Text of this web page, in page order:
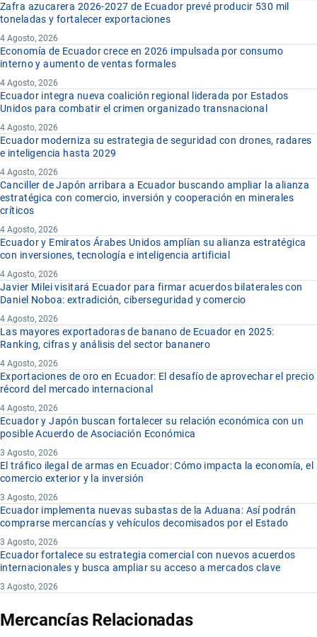
Zafra azucarera 2026-2027 de Ecuador prevé producir 530 mil
toneladas y fortalecer exportaciones
4 Agosto, 2026
Economía de Ecuador crece en 2026 impulsada por consumo
interno y aumento de ventas formales
4 Agosto, 2026
Ecuador integra nueva coalición regional liderada por Estados
Unidos para combatir el crimen organizado transnacional
4 Agosto, 2026
Ecuador moderniza su estrategia de seguridad con drones, radares
e inteligencia hasta 2029
4 Agosto, 2026
Canciller de Japón arribara a Ecuador buscando ampliar la alianza
estratégica con comercio, inversión y cooperación en minerales
críticos
4 Agosto, 2026
Ecuador y Emiratos Árabes Unidos amplían su alianza estratégica
con inversiones, tecnología e inteligencia artificial
4 Agosto, 2026
Javier Milei visitará Ecuador para firmar acuerdos bilaterales con
Daniel Noboa: extradición, ciberseguridad y comercio
4 Agosto, 2026
Las mayores exportadoras de banano de Ecuador en 2025:
Ranking, cifras y análisis del sector bananero
4 Agosto, 2026
Exportaciones de oro en Ecuador: El desafío de aprovechar el precio
récord del mercado internacional
4 Agosto, 2026
Ecuador y Japón buscan fortalecer su relación económica con un
posible Acuerdo de Asociación Económica
3 Agosto, 2026
El tráfico ilegal de armas en Ecuador: Cómo impacta la economía, el
comercio exterior y la inversión
3 Agosto, 2026
Ecuador implementa nuevas subastas de la Aduana: Así podrán
comprarse mercancías y vehículos decomisados por el Estado
3 Agosto, 2026
Ecuador fortalece su estrategia comercial con nuevos acuerdos
internacionales y busca ampliar su acceso a mercados clave
3 Agosto, 2026
Mercancías Relacionadas